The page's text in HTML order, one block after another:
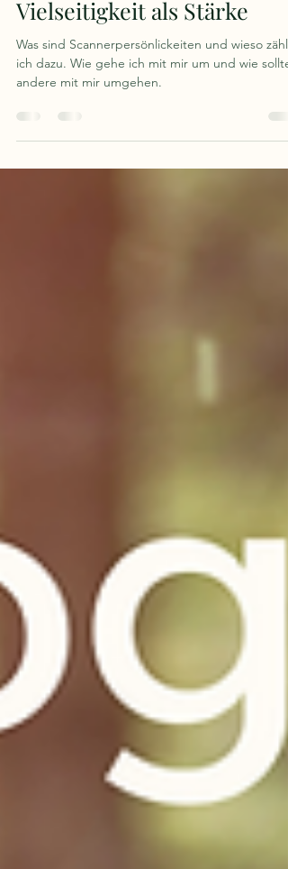
Scannerpersönlichkeit:
Vielseitigkeit als Stärke
Was sind Scannerpersönlickeiten und wieso zähle
andere mit mir umgehen.